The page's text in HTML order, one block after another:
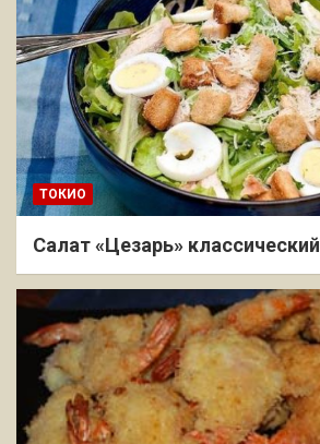
ТОКИО
Салат «Цезарь» классический